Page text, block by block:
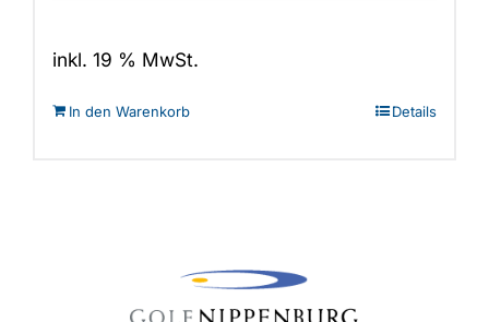
inkl. 19 % MwSt.
In den Warenkorb Details